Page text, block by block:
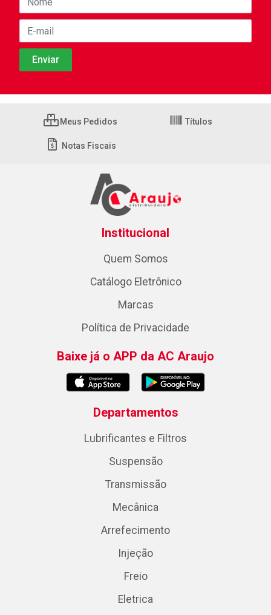
Meus Pedidos Títulos
Notas Fiscais
Institucional
Quem Somos
Catálogo Eletrônico
Marcas
Política de Privacidade
Baixe já o APP da AC Araujo
Departamentos
Lubrificantes e Filtros
Suspensão
Transmissão
Mecânica
Arrefecimento
Injeção
Freio
Eletrica